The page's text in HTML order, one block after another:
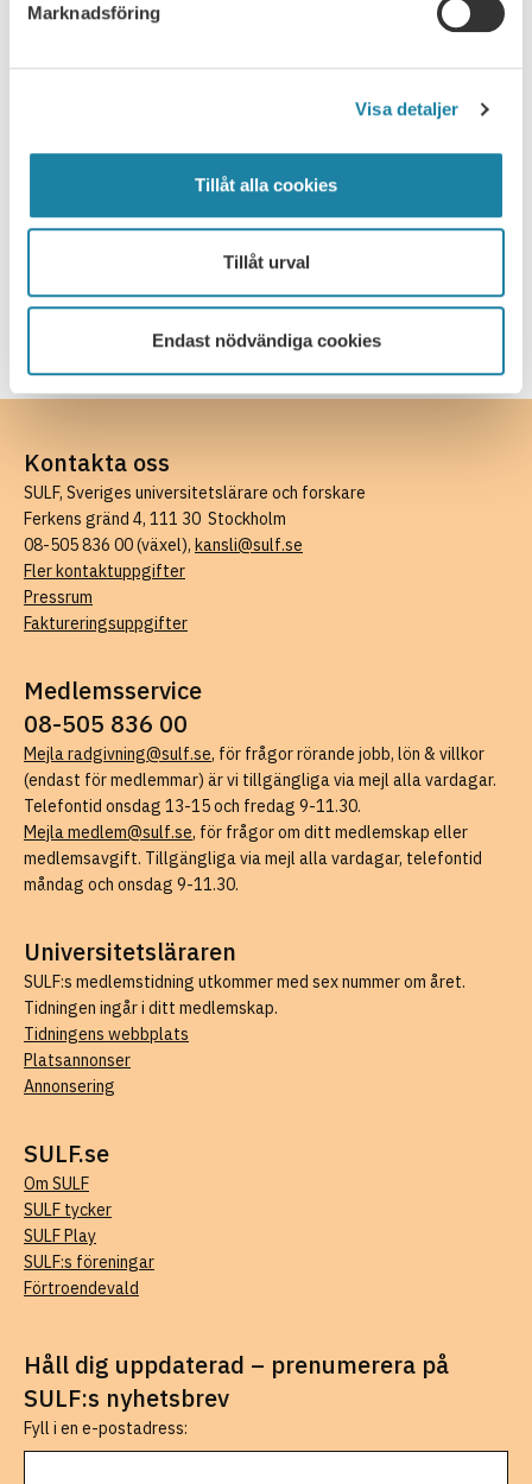
Marknadsföring
Visa detaljer
Tillåt alla cookies
Tillåt urval
Endast nödvändiga cookies
Skrift
SULF i medierna
Kontakta oss
SULF, Sveriges universitetslärare och forskare
Ferkens gränd 4, 111 30 Stockholm
08-505 836 00 (växel), kansli@sulf.se
Fler kontaktuppgifter
Pressrum
Faktureringsuppgifter
Medlemsservice
08-505 836 00
Mejla radgivning@sulf.se, för frågor rörande jobb, lön & villkor
(endast för medlemmar) är vi tillgängliga via mejl alla vardagar.
Telefontid onsdag 13-15 och fredag 9-11.30.
Mejla medlem@sulf.se, för frågor om ditt medlemskap eller
medlemsavgift. Tillgängliga via mejl alla vardagar, telefontid
måndag och onsdag 9-11.30.
Universitetsläraren
SULF:s medlemstidning utkommer med sex nummer om året.
Tidningen ingår i ditt medlemskap.
Tidningens webbplats
Platsannonser
Annonsering
SULF.se
Om SULF
SULF tycker
SULF Play
SULF:s föreningar
Förtroendevald
Håll dig uppdaterad – prenumerera på
SULF:s nyhetsbrev
Fyll i en e-postadress: